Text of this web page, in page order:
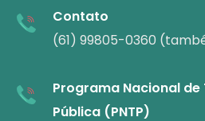
Contato
(61) 99805-0360
Programa Nacional
Pública (PNTP)